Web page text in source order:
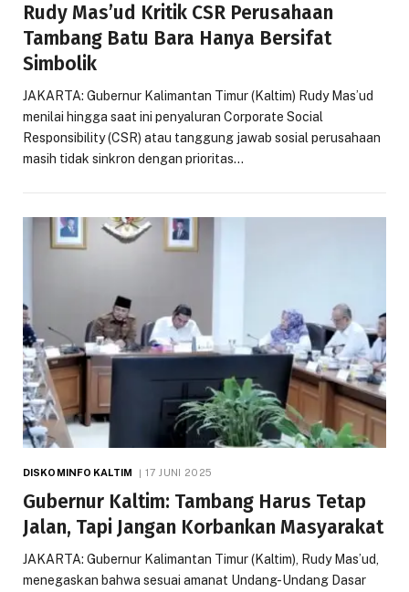
Rudy Mas’ud Kritik CSR Perusahaan
Tambang Batu Bara Hanya Bersifat
Simbolik
JAKARTA: Gubernur Kalimantan Timur (Kaltim) Rudy Mas’ud
menilai hingga saat ini penyaluran Corporate Social
Responsibility (CSR) atau tanggung jawab sosial perusahaan
masih tidak sinkron dengan prioritas…
DISKOMINFO KALTIM 17 JUNI 2025
Gubernur Kaltim: Tambang Harus Tetap
Jalan, Tapi Jangan Korbankan Masyarakat
JAKARTA: Gubernur Kalimantan Timur (Kaltim), Rudy Mas’ud,
menegaskan bahwa sesuai amanat Undang-Undang Dasar